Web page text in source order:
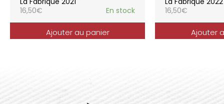
16,50€ En stock
Ajouter au panier
16,50€
Ajouter